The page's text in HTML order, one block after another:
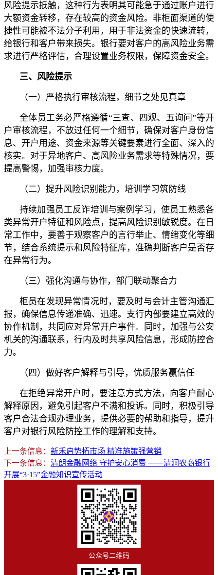
风险提示抵触，这种行为表明其可能急于通过账户进行
大额资金转移，存在较高的资金风险。非柜面渠道的便
捷性可能被不法分子利用，用于非法资金的快速流转，
给银行和客户带来损失。银行要对客户的高风险业务需
求进行严格评估，合理设置业务权限，保障资金安全。
三、风险提示
（一）严格执行审核流程，细节之处见真章
全体员工务必严格遵循“三查、四观、五询问”等开
户审核流程，不放过任何一个细节，确保对客户身份信
息、开户用途、资金来源等关键要素进行全面、深入的
核实。对于异地客户、高风险业务需求等特殊情况，要
提高警惕，加强审核力度。
（二）提升风险识别能力，培训学习筑防线
持续加强员工反诈培训与案例学习，使员工熟悉各
类异常开户特征和风险点，提高风险识别敏锐度。在日
常工作中，要善于观察客户的言行举止、情绪变化等细
节，结合系统提示和风险特征库，准确判断客户是否存
在异常行为。
（三）强化沟通与协作，部门联动聚合力
柜员在发现异常情况时，要及时与会计主管沟通汇
报，确保信息传递准确、迅速。支行内部要建立高效的
协作机制，共同应对异常开户事件。同时，加强与公安
机关的沟通联系，行内及时共享风险信息，形成防控合
力。
（四）做好客户解释与引导，优质服务赢信任
在拒绝异常开户时，要注意方式方法，向客户耐心
解释原因，避免引起客户不满和投诉。同时，积极引导
客户合法合规办理业务，提供必要的帮助和指导，提升
客户对银行风险防控工作的理解和支持。
上一条信息： 新禾启势拓市场 精准施策强营销
下一条信息： 清朗金融网络 守护安心消费 ——清涧农商银行
开展“3·15”金融知识宣传活动
公众号二维码